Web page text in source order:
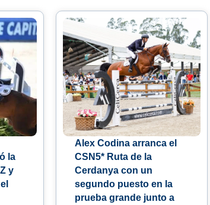
la
y
Alex Codina arranca el
CSN5* Ruta de la
Cerdanya con un
segundo puesto en la
prueba grande junto a